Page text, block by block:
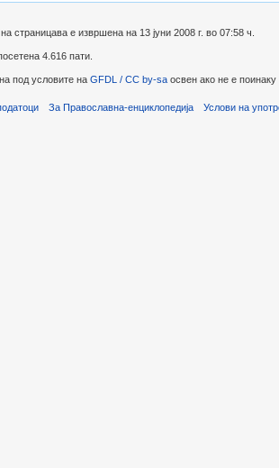
страницава е извршена на 13 јуни 2008 г. во 07:58 ч.
4.616 пати.
под условите на GFDL / CC by-sa освен ако не е поинаку
За Православна-енциклопедија Услови на